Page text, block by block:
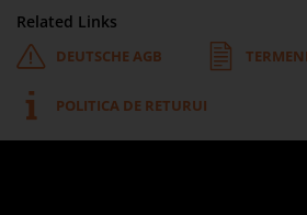
Related Links
DEUTSCHE AGB
POLITICA DE RETURUI